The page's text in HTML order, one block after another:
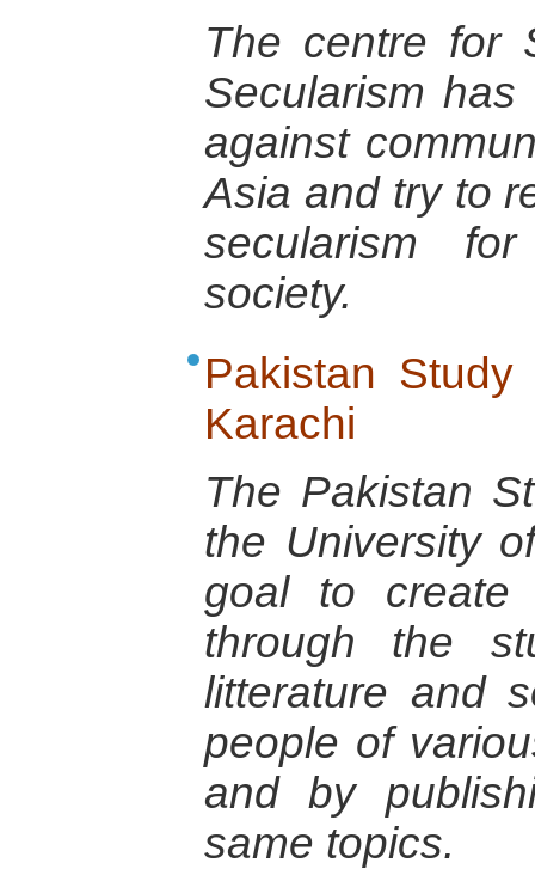
The centre for
Secularism
against
Asia and try to
secularism
society.
Pakistan
Karachi
The Pakistan
the University
goal to create
through the
litterature and
people of
and by
same topics.